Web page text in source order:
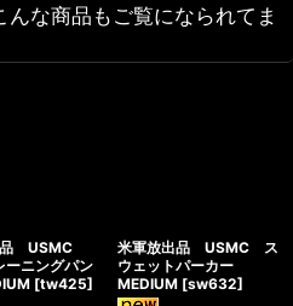
な商品もご覧になられてま
品 USMC
ニングパン
[tw425]
米軍放出品 USMC ス
ウェットパーカー
MEDIUM [sw632]